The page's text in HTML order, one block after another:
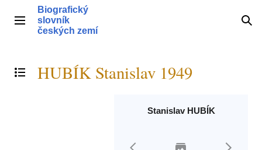
obsahHlavní menu
Biografický
slovník
českých zemí
Přepnout obsah
HUBÍK Stanislav 1949
Stanislav HUBÍK